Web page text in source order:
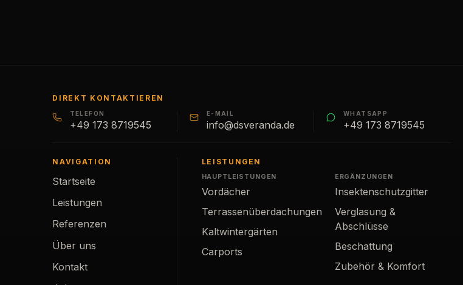
DIREKT KONTAKTIEREN
TELEFON
+49 173 8719545
E-MAIL
info@dsveranda.de
WHATSAPP
+49 173 8719545
NAVIGATION
Startseite
Leistungen
Referenzen
Über uns
Kontakt
LEISTUNGEN
HAUPTLEISTUNGEN
Vordächer
Terrassenüberdachungen
Kaltwintergärten
Carports
ERGÄNZUNGEN
Insektenschutzgitter
Verglasung &
Abschlüsse
Beschattung
Zubehör & Komfort